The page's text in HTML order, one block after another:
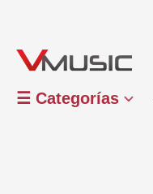
☰ Categorías